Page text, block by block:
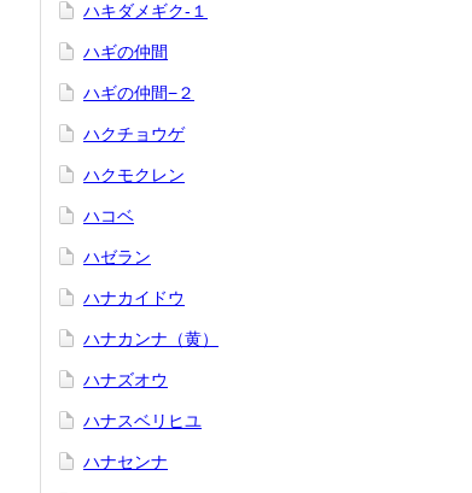
ハキダメギク-１
ハギの仲間
ハギの仲間−２
ハクチョウゲ
ハクモクレン
ハコベ
ハゼラン
ハナカイドウ
ハナカンナ（黄）
ハナズオウ
ハナスベリヒユ
ハナセンナ